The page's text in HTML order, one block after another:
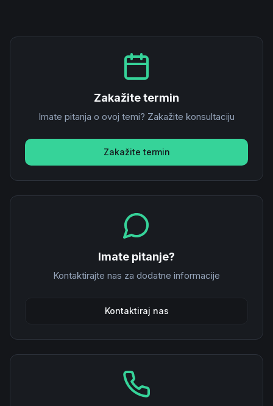
Zakažite termin
Imate pitanja o ovoj temi? Zakažite konsultaciju
Zakažite termin
Imate pitanje?
Kontaktirajte nas za dodatne informacije
Kontaktiraj nas